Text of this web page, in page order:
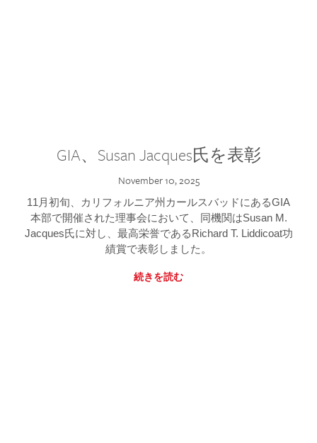
GIA、Susan Jacques氏を表彰
November 10, 2025
11月初旬、カリフォルニア州カールスバッドにあるGIA
本部で開催された理事会において、同機関はSusan M.
Jacques氏に対し、最高栄誉であるRichard T. Liddicoat功
績賞で表彰しました。
続きを読む